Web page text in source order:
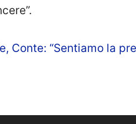
Conte: “Sentiamo la